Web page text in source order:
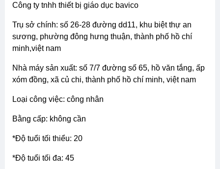
công ty tnhh thiết bị giáo dục bavico
trụ sở chính: số 26-28 đường dd11, khu biệt thự an
sương, phường đông hưng thuận, thành phố hồ chí
minh,việt nam
nhà máy sản xuất: số 7/7 đường số 65, hồ văn tắng, ấp
xóm đồng, xã củ chi, thành phố hồ chí minh, việt nam
loại công việc: công nhân
bằng cấp: không cần
*độ tuổi tối thiểu: 20
*độ tuổi tối đa: 45